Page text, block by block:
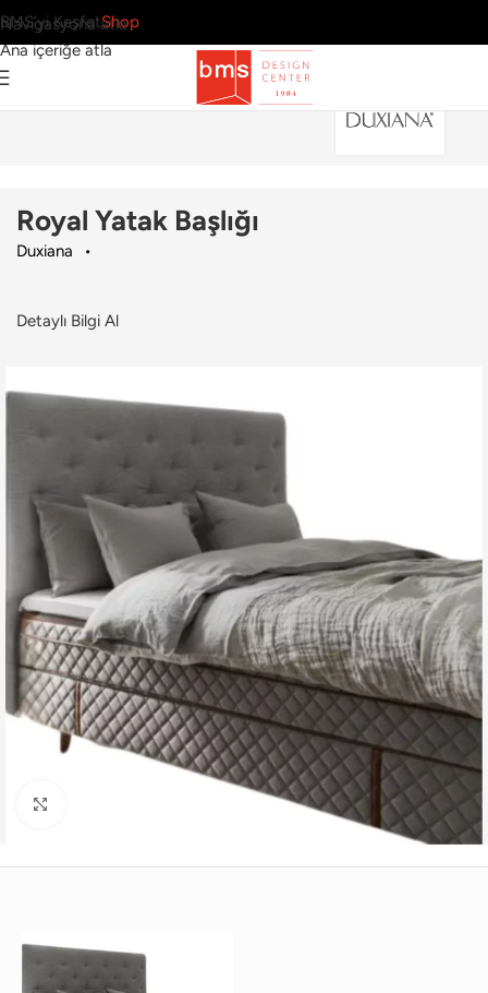
Navigasyona atla
Ana içeriğe atla
BMS’yi KeşfetShop
›Royal Yatak Başlığı
Royal Yatak Başlığı
Duxiana
Detaylı Bilgi Al